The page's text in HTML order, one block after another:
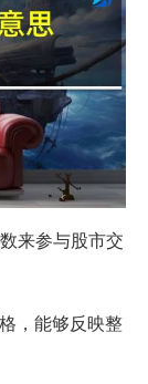
来参与股市交
，能够反映整